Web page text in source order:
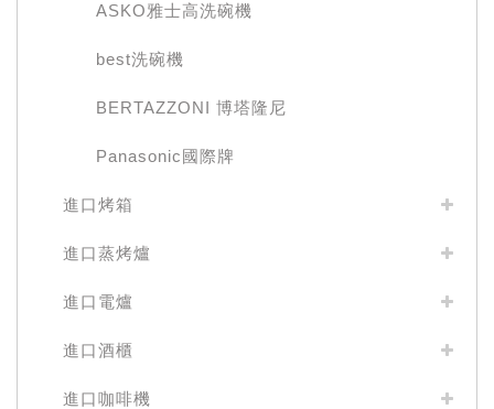
ASKO雅士高洗碗機
best洗碗機
BERTAZZONI 博塔隆尼
Panasonic國際牌
進口烤箱
進口蒸烤爐
進口電爐
進口酒櫃
進口咖啡機